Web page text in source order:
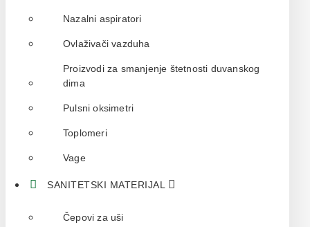
Nazalni aspiratori
Ovlaživači vazduha
Proizvodi za smanjenje štetnosti duvanskog
dima
Pulsni oksimetri
Toplomeri
Vage
SANITETSKI MATERIJAL
Čepovi za uši